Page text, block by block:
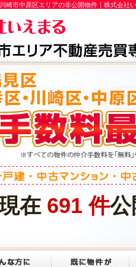
崎市中原区エリアの非公開物件｜株式会社
在 691 件公